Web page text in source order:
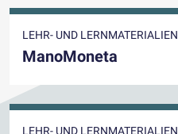
LEHR- UND LERNMATERIALIEN
ManoMoneta
LEHR- UND LERNMATERIALIEN